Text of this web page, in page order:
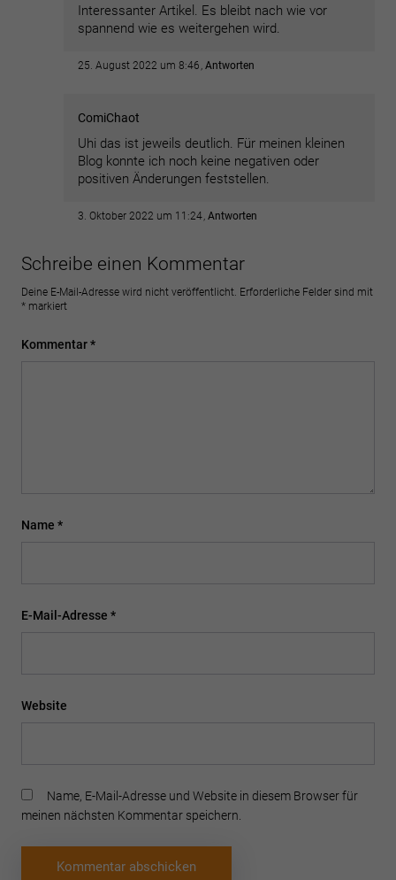
Interessanter Artikel. Es bleibt nach wie vor
spannend wie es weitergehen wird.
25. August 2022 um 8:46 Antworten
ComiChaot
Uhi das ist jeweils deutlich. Für meinen kleinen
Blog konnte ich noch keine negativen oder
positiven Änderungen feststellen.
3. Oktober 2022 um 11:24 Antworten
Schreibe einen Kommentar
Deine E-Mail-Adresse wird nicht veröffentlicht. Erforderliche Felder sind mit
* markiert
Kommentar*
Name *
E-Mail-Adresse *
Website
Name, E-Mail-Adresse und Website in diesem Browser für
meinen nächsten Kommentar speichern.